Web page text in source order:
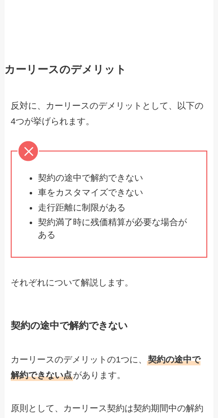
カーリースのデメリット
反対に、カーリースのデメリットとして、以下の
4つが挙げられます。
契約の途中で解約できない
車をカスタマイズできない
走行距離に制限がある
契約満了時に残価精算が必要な場合が
ある
それぞれについて解説します。
契約の途中で解約できない
カーリースのデメリットの1つに、契約の途中で
解約できない点があります。
原則として、カーリース契約は契約期間中の解約